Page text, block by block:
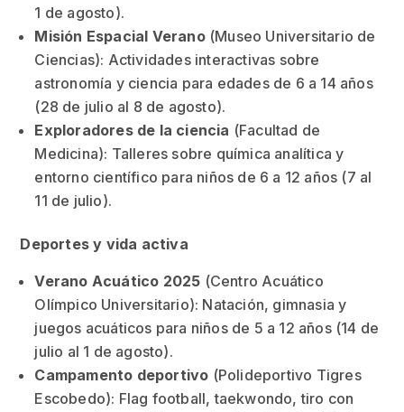
1 de agosto).
Misión Espacial Verano(Museo Universitario de
Ciencias): Actividades interactivas sobre
astronomía y ciencia para edades de 6 a 14 años
(28 de julio al 8 de agosto).
Exploradores de la ciencia (Facultad de
Medicina): Talleres sobre química analítica y
entorno científico para niños de 6 a 12 años (7 al
11 de julio).
Deportes y vida activa
Verano Acuático 2025 (Centro Acuático
Olímpico Universitario): Natación, gimnasia y
juegos acuáticos para niños de 5 a 12 años (14 de
julio al 1 de agosto).
Campamento deportivo (Polideportivo Tigres
Escobedo): Flag football, taekwondo, tiro con